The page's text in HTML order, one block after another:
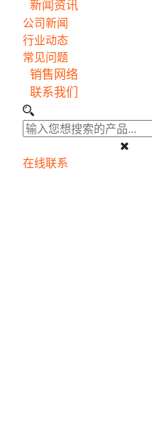
新闻资讯
公司新闻
行业动态
常见问题
销售网络
联系我们
在线联系